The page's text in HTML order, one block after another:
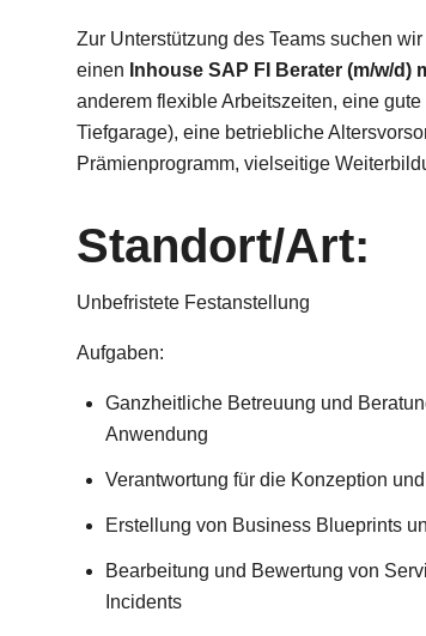
Zur Unterstützung des Teams suchen
einen Inhouse SAP FI Berater (m/w/d)
anderem flexible Arbeitszeiten, eine
Tiefgarage), eine betriebliche
Prämienprogramm, vielseitige
Standort/Art:
Unbefristete Festanstellung
Aufgaben:
Ganzheitliche Betreuung und
Anwendung
Verantwortung für die Konzeption
Erstellung von Business Blueprints
Bearbeitung und Bewertung von
Incidents